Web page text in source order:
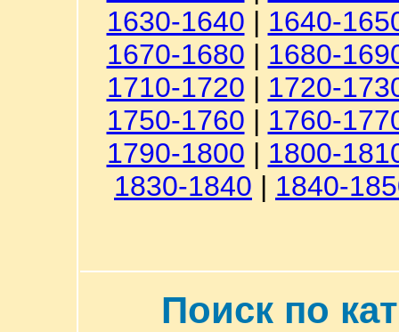
1630-1640 | 1640-
1670-1680 | 1680-
1710-1720 | 1720-
1750-1760 | 1760-
1790-1800 | 1800-
1830-1840 | 1840-
Поиск по